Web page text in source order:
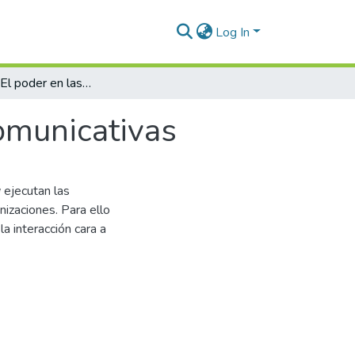
Log In
Cara a cara: El poder en las interacciones comunicativas
las
Para ello
interacción cara a